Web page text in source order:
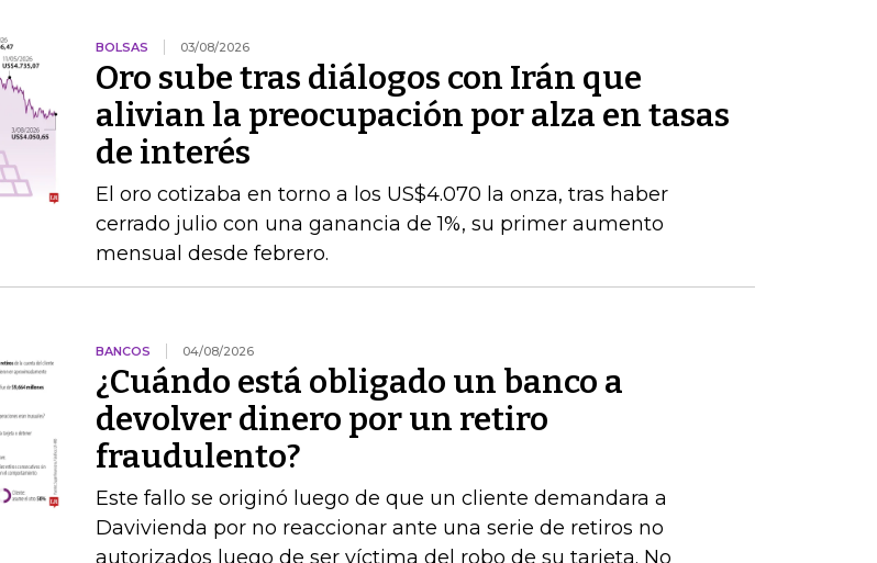
BOLSAS 03/08/2026
Oro sube tras diálogos con Irán que
alivian la preocupación por alza en tasas
de interés
El oro cotizaba en torno a los US$4.070 la onza, tras haber
cerrado julio con una ganancia de 1%, su primer aumento
mensual desde febrero.
BANCOS 04/08/2026
¿Cuándo está obligado un banco a
devolver dinero por un retiro
fraudulento?
Este fallo se originó luego de que un cliente demandara a
Davivienda por no reaccionar ante una serie de retiros no
autorizados luego de ser víctima del robo de su tarjeta. No